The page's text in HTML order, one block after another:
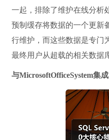
一起，排除了维护在线分析
预制缓存将数据的一个更新
行维护，而这些数据是专门
最终用户从超载的相关数据
与MicrosoftOfficeSystem集成